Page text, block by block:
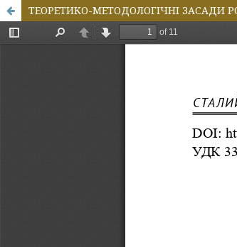
ТЕОРЕТИКО-МЕТОДОЛОГІЧНІ ЗАСАДИ